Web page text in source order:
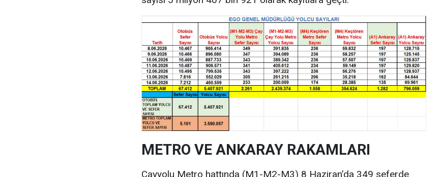
METRO VE ANKARAY RAKAMLARI
Çayyolu Metro hattında (M1-M2-M3) 8 Haziran’da 349 seferde